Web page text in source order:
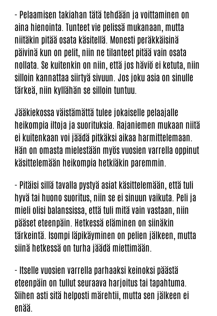
- Pelaamisen takiahan tätä tehdään ja voittaminen on
aina hienointa. Tunteet vie pelissä mukanaan, mutta
niitäkin pitää osata käsitellä. Monesti peräkkäisinä
päivinä kun on pelit, niin ne tilanteet pitää vain osata
nollata. Se kuitenkin on niin, että jos häviö ei ketuta, niin
silloin kannattaa siirtyä sivuun. Jos joku asia on sinulle
tärkeä, niin kyllähän se silloin tuntuu.
Jääkiekossa väistämättä tulee jokaiselle pelaajalle
heikompia iltoja ja suorituksia. Rajaniemen mukaan niitä
ei kuitenkaan voi jäädä pitkäksi aikaa harmittelemaan.
Hän on omasta mielestään myös vuosien varrella oppinut
käsittelemään heikompia hetkiäkin paremmin.
- Pitäisi sillä tavalla pystyä asiat käsittelemään, että tuli
hyvä tai huono suoritus, niin se ei sinuun vaikuta. Peli ja
mieli olisi balanssissa, että tuli mitä vain vastaan, niin
pääset eteenpäin. Hetkessä eläminen on siinäkin
tärkeintä. Isompi läpikäyminen on pelien jälkeen, mutta
siinä hetkessä on turha jäädä miettimään.
- Itselle vuosien varrella parhaaksi keinoksi päästä
eteenpäin on tullut seuraava harjoitus tai tapahtuma.
Siihen asti sitä helposti märehtii, mutta sen jälkeen ei
enää.